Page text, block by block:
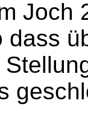
Joch
dass